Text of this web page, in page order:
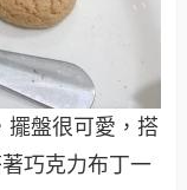
擺盤很可愛，搭
巧克力布丁一